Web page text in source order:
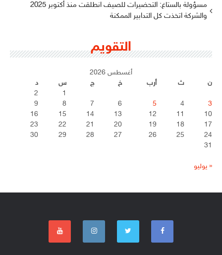
مسؤولة بالستاغ: التحضيرات للصيف انطلقت منذ أكتوبر 2025
والشركة اتخذت كل التدابير الممكنة
التقويم
أغسطس 2026
ن
ث أرب خ ج س
د
1
2
3
4
5
6
7
8
9
10
11
12
13
14
15
16
17
18
19
20
21
22
23
24
25
26
27
28
29
30
31
« يوليو